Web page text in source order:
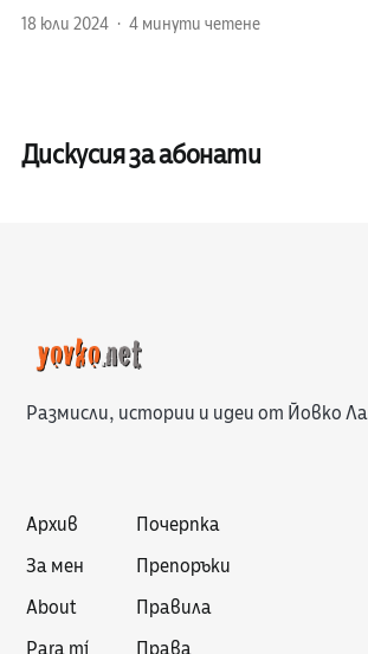
18 юли 2024 4 минути четене
Дискусия за абонати
Размисли, истории и идеи от Йовко
Архив
За мен
About
Почерпка
Препоръки
Правила